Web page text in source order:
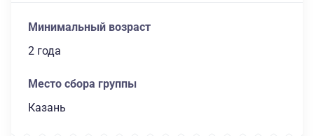
Минимальный возраст
2 года
Место сбора группы
Казань